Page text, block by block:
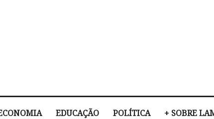
EDUCAÇÃO POLÍTICA + SOBRE